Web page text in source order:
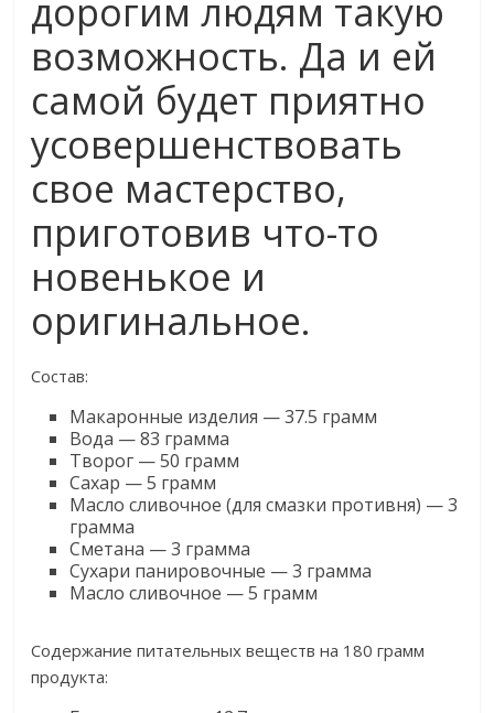
дорогим людям такую
возможность. Да и ей
самой будет приятно
усовершенствовать
свое мастерство,
приготовив что-то
новенькое и
оригинальное.
Состав:
Макаронные изделия — 37.5 грамм
Вода — 83 грамма
Творог — 50 грамм
Сахар — 5 грамм
Масло сливочное (для смазки противня) — 3
грамма
Сметана — 3 грамма
Сухари панировочные — 3 грамма
Масло сливочное — 5 грамм
Содержание питательных веществ на 180 грамм
продукта: